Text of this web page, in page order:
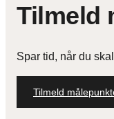
Tilmeld
Spar tid, når du
Tilmeld